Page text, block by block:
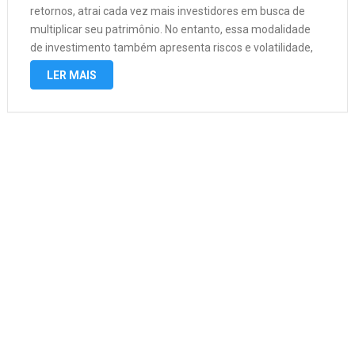
retornos, atrai cada vez mais investidores em busca de
multiplicar seu patrimônio. No entanto, essa modalidade
de investimento também apresenta riscos e volatilidade,
que podem gerar perdas significativas se não forem
LER MAIS